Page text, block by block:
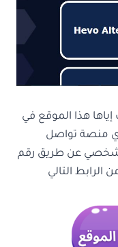
هذا الموقع في
منصة تواصل
شخصي عن طريق رقم
الرابط التالي